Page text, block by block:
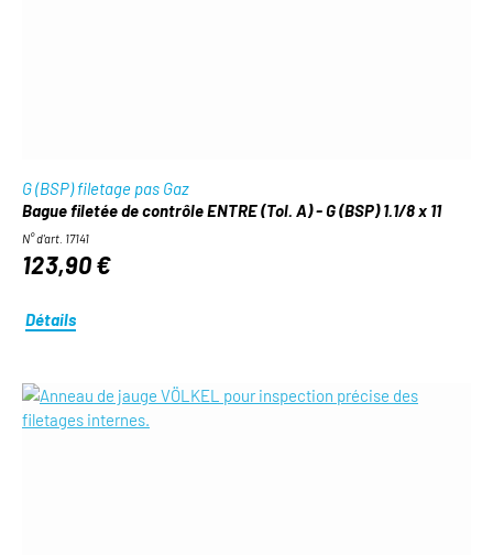
G (BSP) filetage pas Gaz
Bague filetée de contrôle ENTRE (Tol. A) - G (BSP) 1.1/8 x 11
N° d'art. 17141
123,90 €
Détails